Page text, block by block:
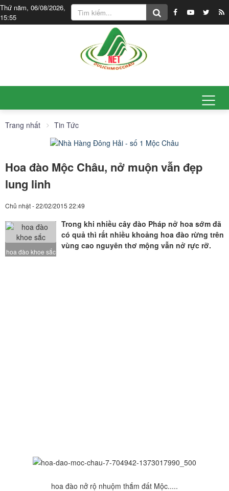
Thứ năm, 06/08/2026,
15:55
Trang nhất Tin Tức
Hoa đào Mộc Châu, nở muộn vẫn đẹp
lung linh
Chủ nhật - 22/02/2015 22:49
hoa đào khoe sắc
Trong khi nhiều cây đào Pháp nở hoa sớm đã
có quả thì rất nhiều khoảng hoa đào rừng trên
vùng cao nguyên thơ mộng vẫn nở rực rỡ.
hoa đào nở rộ nhuộm thắm đất Mộc.....